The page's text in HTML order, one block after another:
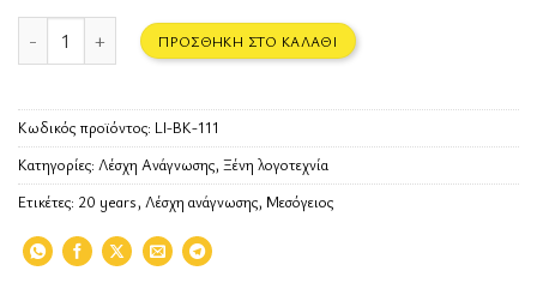
Η τετραλογία της Νάπολης - Βιβλίο Πρώτο - Η υπέροχη φίλη μου
ΠΡΟΣΘΉΚΗ ΣΤΟ ΚΑΛΆΘΙ
Κωδικός προϊόντος: LI-BK-111
Κατηγορίες: Λέσχη Ανάγνωσης, Ξένη λογοτεχνία
Ετικέτες: 20 years, Λέσχη ανάγνωσης, Μεσόγειος